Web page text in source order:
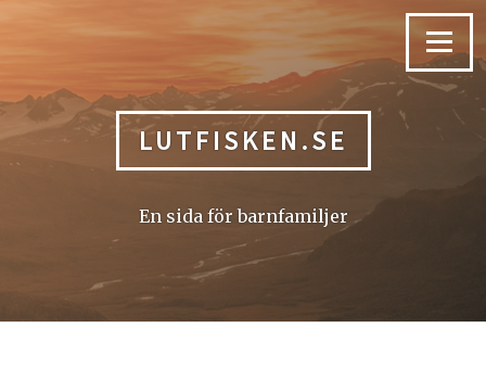
Menu
LUTFISKEN.SE
En sida för barnfamiljer